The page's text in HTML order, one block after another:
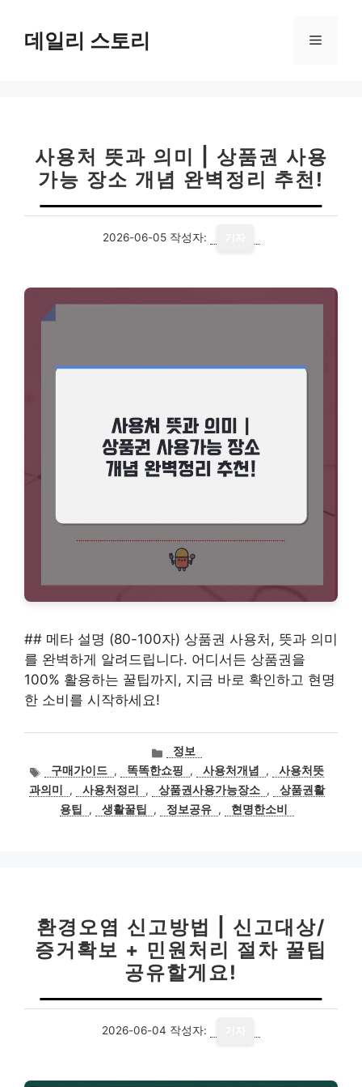
데일리 스토리 메
사용처 뜻과 의미 | 상품권 사용
가능 장소 개념 완벽정리 추천!
2026-06-05 작성자:
## 메타 설명 (80-100자) 상품권 사용처, 뜻과 의미
를 완벽하게 알려드립니다. 어디서든 상품권을
100% 활용하는 꿀팁까지, 지금 바로 확인하고 현명
한 소비를 시작하세요!
카
테
고
리
정보
태
그
구매가이드 , 똑똑한쇼핑 , 사용처개념 ,
사용처뜻
과의미
, 사용처정리 , 상품권사용가능장소 ,
상품권활
용팁
, 생활꿀팁 , 정보공유 , 현명한소비
환경오염 신고방법 | 신고대상/
증거확보 + 민원처리 절차 꿀팁
공유할게요!
2026-06-04 작성자: